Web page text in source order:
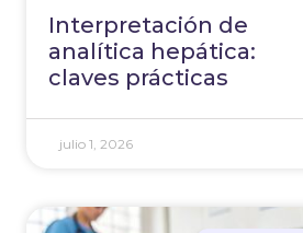
Interpretación de
analítica hepática:
claves prácticas
julio 1, 2026